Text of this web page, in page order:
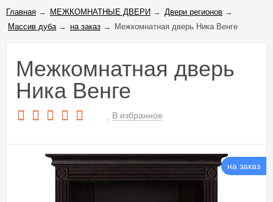
Главная → МЕЖКОМНАТНЫЕ ДВЕРИ → Двери регионов →
Массив дуба→ на заказ → Межкомнатная дверь Ника Венге
Межкомнатная дверь
Ника Венге
В избранное
на заказ